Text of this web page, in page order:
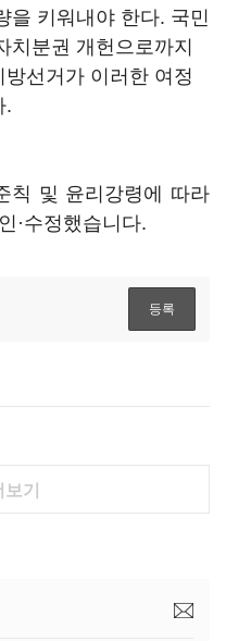
을 키워내야 한다. 국민
치분권 개헌으로까지
선거가 이러한 여정
.
칙 및 윤리강령에 따라
·수정했습니다.
기